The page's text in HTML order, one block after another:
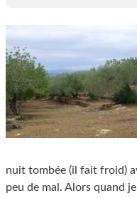
nuit tombée (il fait froid)
peu de mal. Alors quand